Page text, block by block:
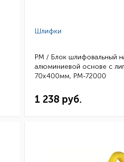
Шлифки
РМ / Блок шлифовальный
алюминиевой основе с
70х400мм, РМ-72000
1 238 руб.